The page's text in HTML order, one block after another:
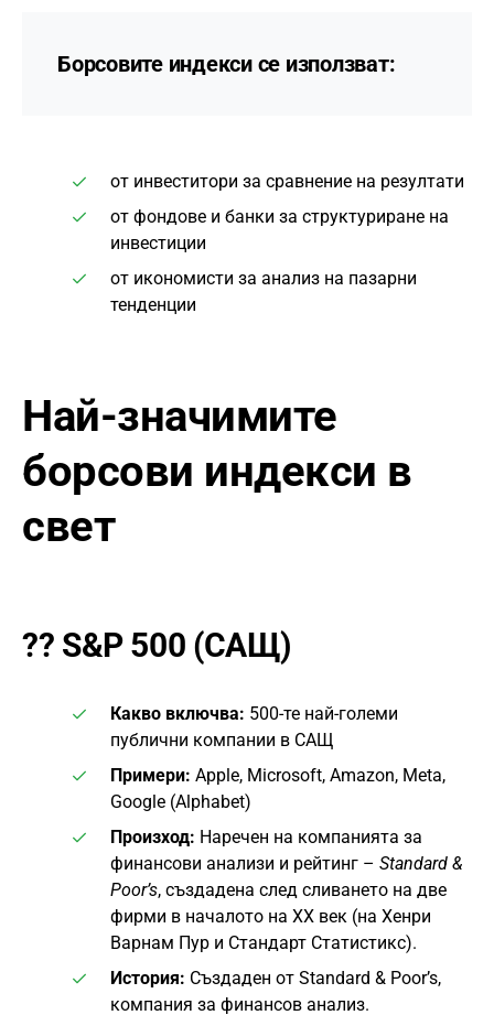
Борсовите индекси се използват:
от инвеститори за сравнение на резултати
от фондове и банки за структуриране на
инвестиции
от икономисти за анализ на пазарни
тенденции
Най-значимите
борсови индекси в
свет
?? S&P 500 (САЩ)
Какво включва: 500-те най-големи
публични компании в САЩ
Примери: Apple, Microsoft, Amazon, Meta,
Google (Alphabet)
Произход: Наречен на компанията за
финансови анализи и рейтинг – Standard &
Poor’s, създадена след сливането на две
фирми в началото на XX век (на Хенри
Варнам Пур и Стандарт Статистикс).
История: Създаден от Standard & Poor’s,
компания за финансов анализ.